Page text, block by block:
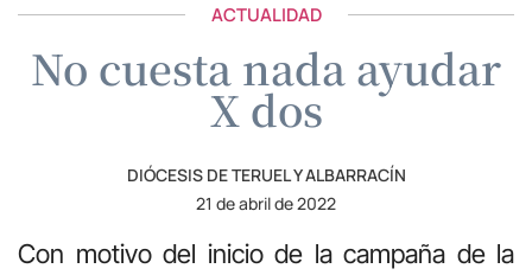
ACTUALIDAD
No cuesta nada ayudar
X dos
DIÓCESIS DE TERUEL Y ALBARRACÍN
21 de abril de 2022
Con motivo del inicio de la campaña de la